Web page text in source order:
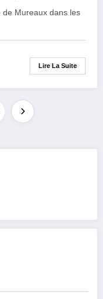
« Cœur
de Mureaux dans les
Lire La Suite